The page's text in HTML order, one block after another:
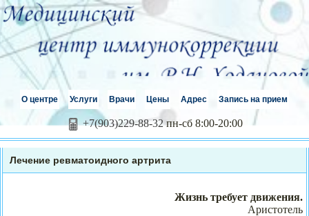
О центре Услуги Врачи Цены Адрес Запись на прием
+7(903)229-88-32 пн-сб 8:00-20:00
Лечение ревматоидного артрита
Жизнь требует движения.
Аристотель